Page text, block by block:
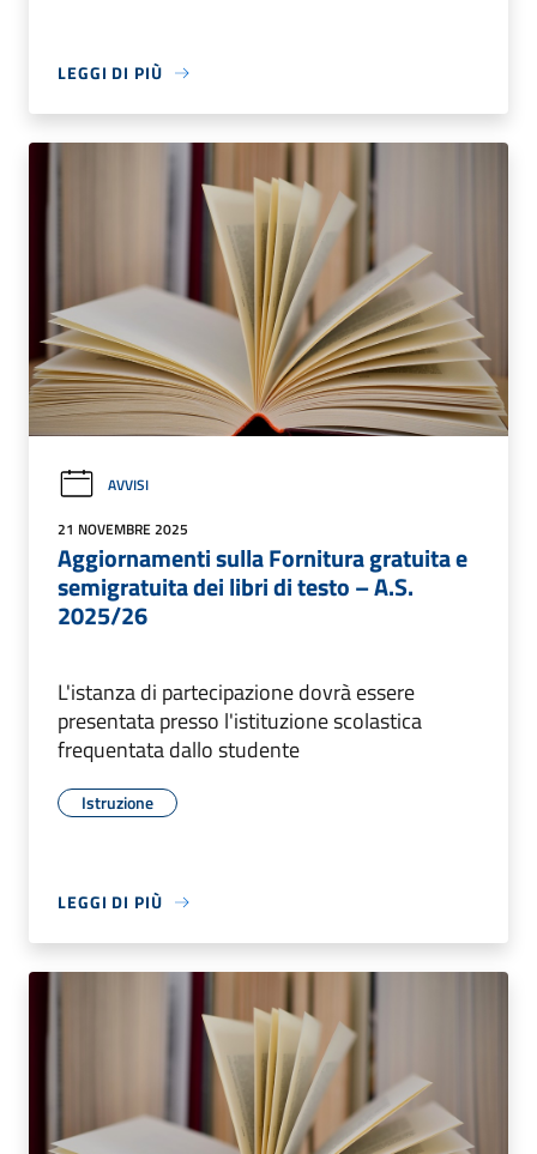
LEGGI DI PIÙ
AVVISI
21 NOVEMBRE 2025
Aggiornamenti sulla Fornitura gratuita e
semigratuita dei libri di testo – A.S.
2025/26
L'istanza di partecipazione dovrà essere
presentata presso l'istituzione scolastica
frequentata dallo studente
Istruzione
LEGGI DI PIÙ